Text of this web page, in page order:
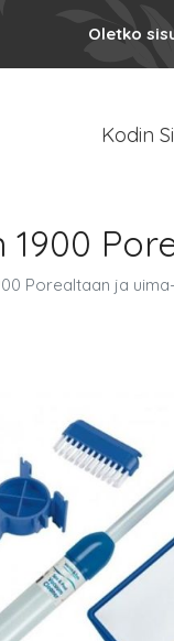
Oletko
Kodin
1900
Porealtaan ja